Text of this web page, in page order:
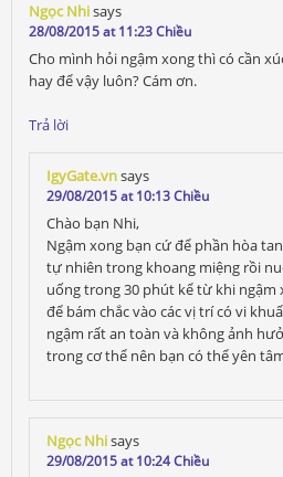
Ngọc Nhisays
28/08/2015 at 11:23 Chiều
Cho mình hỏi ngậm xong thì có cần
hay để vậy luôn? Cám ơn.
Trả lời
IgyGate.vnsays
29/08/2015 at 10:13 Chiều
Chào bạn Nhi,
Ngậm xong bạn cứ để phần hòa
tự nhiên trong khoang miệng rồi
uống trong 30 phút kể từ khi ngậm
để bám chắc vào các vị trí có vi
ngậm rất an toàn và không ảnh
trong cơ thể nên bạn có thể yên
Ngọc Nhisays
29/08/2015 at 10:24 Chiều